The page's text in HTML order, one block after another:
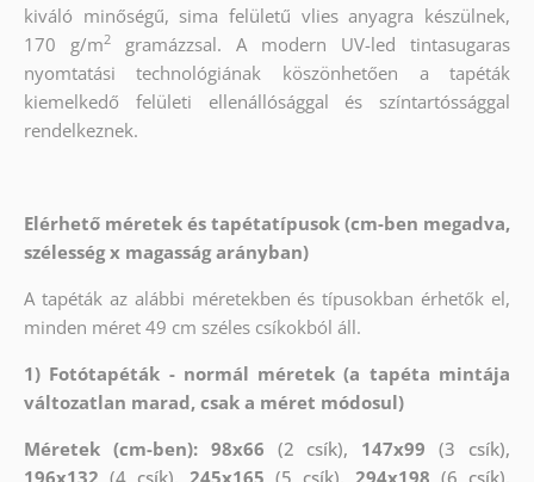
kiváló minőségű, sima felületű vlies anyagra készülnek,
170 g/m2
gramázzsal. A modern UV-led tintasugaras
nyomtatási technológiának köszönhetően a tapéták
kiemelkedő felületi ellenállósággal és színtartóssággal
rendelkeznek.
Elérhető méretek és tapétatípusok (cm-ben megadva,
szélesség x magasság arányban)
A tapéták az alábbi méretekben és típusokban érhetők el,
minden méret 49 cm széles csíkokból áll.
1) Fotótapéták - normál méretek (a tapéta mintája
változatlan marad, csak a méret módosul)
Méretek (cm-ben): 98x66 (2 csík), 147x99 (3 csík),
196x132 (4 csík), 245x165 (5 csík),294x198 (6 csík),